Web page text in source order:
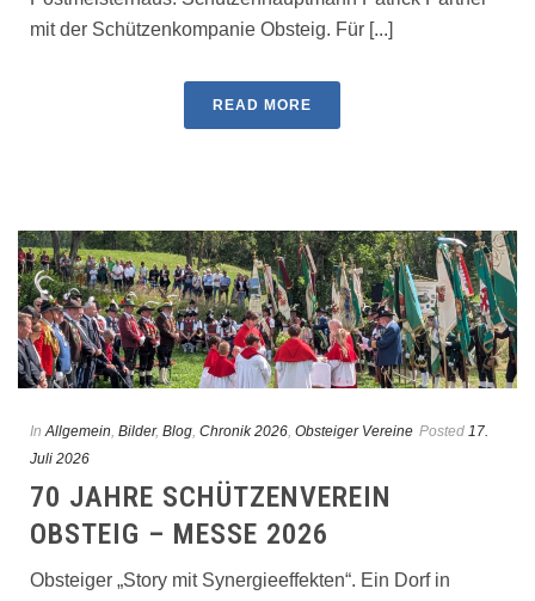
mit der Schützenkompanie Obsteig. Für [...]
READ MORE
In Allgemein, Bilder, Blog, Chronik 2026, Obsteiger Vereine Posted 17.
Juli 2026
70 JAHRE SCHÜTZENVEREIN
OBSTEIG – MESSE 2026
Obsteiger „Story mit Synergieeffekten“. Ein Dorf in